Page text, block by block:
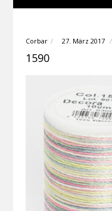
Corbar 27. März 2017
1590